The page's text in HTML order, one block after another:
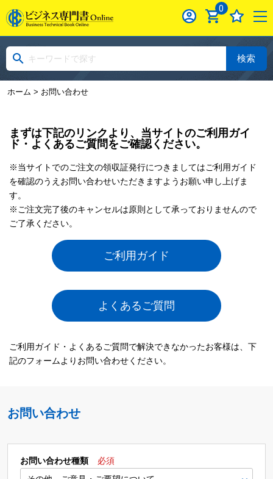
0
検索
ホーム > お問い合わせ
まずは下記のリンクより、当サイトのご利用ガイ
ド・よくあるご質問をご確認ください。
※当サイトでのご注文の領収証発行につきましてはご利用ガイド
を確認のうえお問い合わせいただきますようお願い申し上げま
す。
※ご注文完了後のキャンセルは原則として承っておりませんので
ご了承ください。
ご利用ガイド
よくあるご質問
ご利用ガイド・よくあるご質問で解決できなかったお客様は、下
記のフォームよりお問い合わせください。
お問い合わせ
お問い合わせ種類 必須